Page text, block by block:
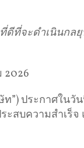
ที่จะดำเนินกล
2026
”) ประกาศในวั
ะสบความสำเร็